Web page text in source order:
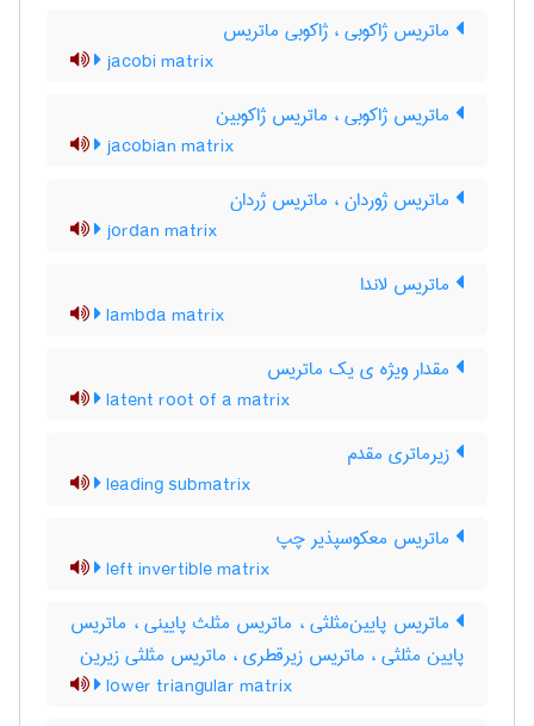
ماتریس ژاکوبی ، ژاکوبی ماتریس
jacobi matrix
ماتریس ژاکوبی ، ماتریس ژاکوبین
jacobian matrix
ماتریس ژوردان ، ماتریس ژردان
jordan matrix
ماتریس لاندا
lambda matrix
مقدار ویژه ی یک ماتریس
latent root of a matrix
زیرماتری مقدم
leading submatrix
ماتریس معکوسپذیر چپ
left invertible matrix
ماتریس پایین‌مثلثی ، ماتریس مثلث پایینی ، ماتریس
پایین مثلثی ، ماتریس زیرقطری ، ماتریس مثلثی زیرین
lower triangular matrix